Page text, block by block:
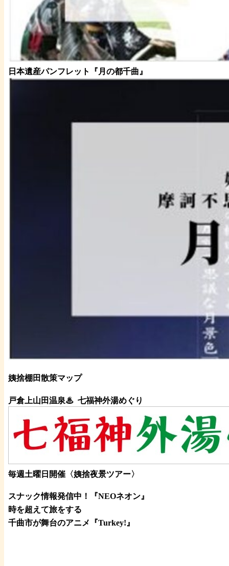
日本遺産パンフレット 『月の都千曲 』
姨捨棚田散策マップ
戸倉上山田温泉♨ 七福神外湯めぐり
毎週土曜日開催〈姨捨夜景ツアー〉
スナック情報発信中！『NEOネオン』
時を超えて旅をする
千曲市が舞台のアニメ『Turkey!』